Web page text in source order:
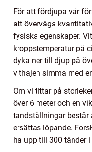
För att fördjupa vår
att överväga
fysiska egenskaper.
kroppstemperatur på
dyka ner till djup på
vithajen simma med
Om vi tittar på
över 6 meter och en
tandställningar består
ersättas löpande.
ha upp till 300 tänder